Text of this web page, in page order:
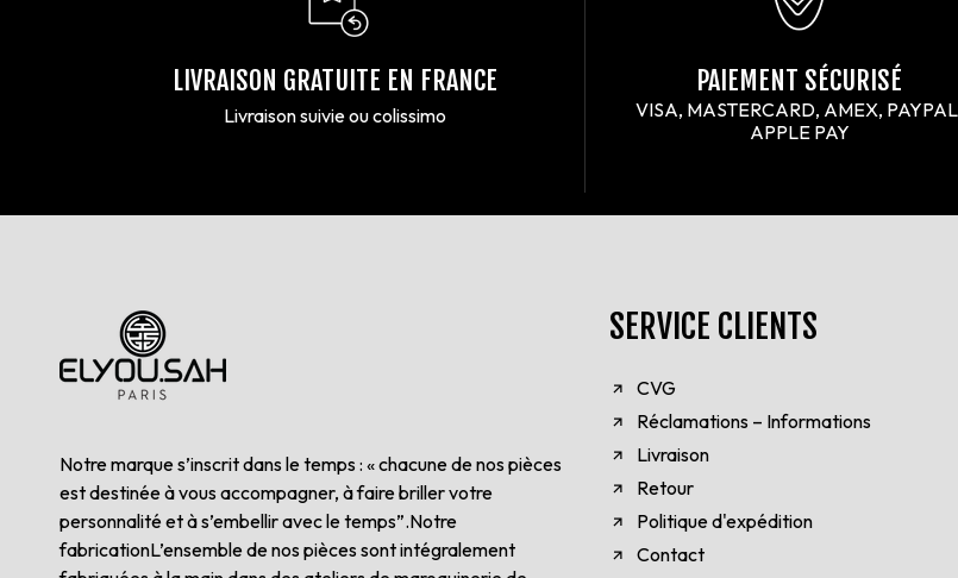
LIVRAISON GRATUITE EN FRANCE
Livraison suivie ou colissimo
PAIEMENT SÉCURISÉ
VISA, MASTERCARD, AMEX,
APPLE PAY
Notre marque s’inscrit dans le temps : « chacune de nos pièces
est destinée à vous accompagner, à faire briller votre
personnalité et à s’embellir avec le temps”.Notre
fabricationL’ensemble de nos pièces sont intégralement
SERVICE CLIENTS
CVG
Réclamations – Informations
Livraison
Retour
Politique d'expédition
Contact